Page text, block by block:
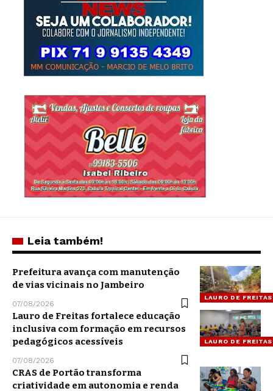
Leia também!
LAURO DE FREITAS
Prefeitura avança com manutenção
de vias vicinais no Jambeiro
07/08/2026
LAURO DE FREITAS
Lauro de Freitas fortalece educação
inclusiva com formação em recursos
pedagógicos acessíveis
07/08/2026
CRAS de Portão transforma
criatividade em autonomia e renda